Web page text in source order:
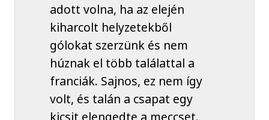
adott volna, ha az elején
kiharcolt helyzetekből
gólokat szerzünk és nem
húznak el több találattal a
franciák. Sajnos, ez nem így
volt, és talán a csapat egy
kicsit elengedte a meccset.